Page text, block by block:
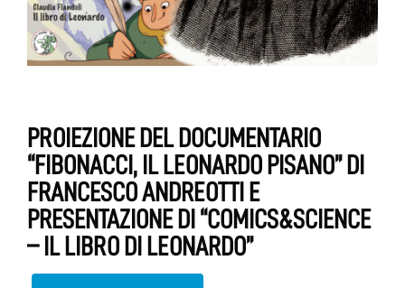
PROIEZIONE DEL DOCUMENTARIO
“FIBONACCI, IL LEONARDO PISANO” DI
FRANCESCO ANDREOTTI E
PRESENTAZIONE DI “COMICS&SCIENCE
– IL LIBRO DI LEONARDO”